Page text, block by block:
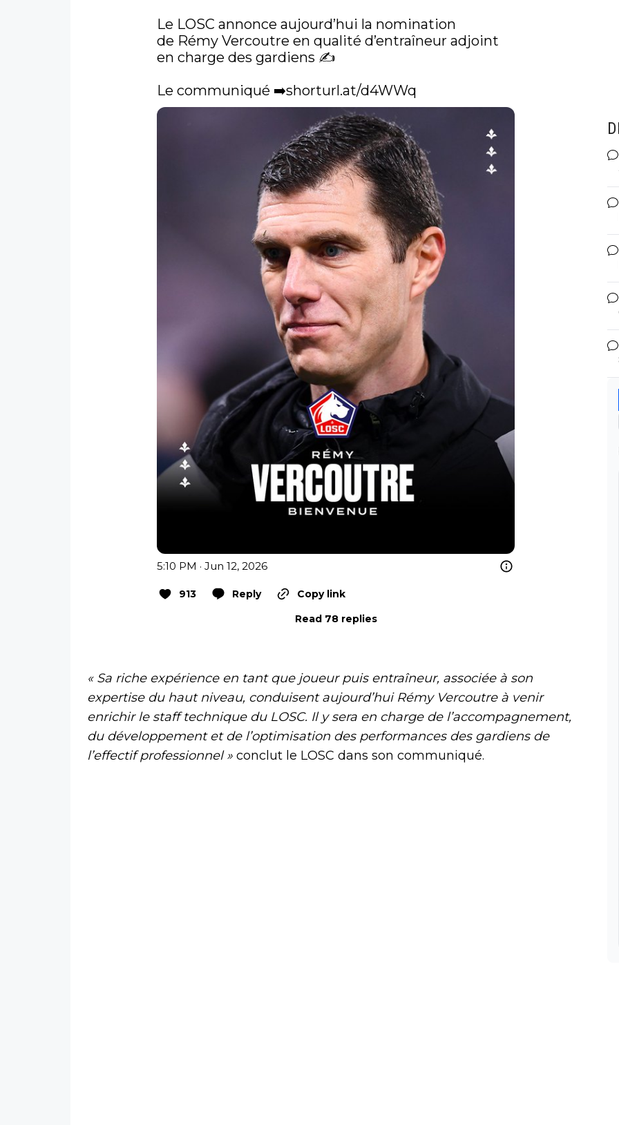
Le LOSC annonce aujourd’hui la nomination
de Rémy Vercoutre en qualité d’entraîneur adjoint
en charge des gardiens ✍️
Le communiqué ➡️shorturl.at/d4WWq
5:10 PM · Jun 12, 2026
913 Reply
Copy link
Read 78 replies
« Sa riche expérience en tant que joueur puis entraîneur, associée à son
expertise du haut niveau, conduisent aujourd’hui Rémy Vercoutre à venir
enrichir le staff technique du LOSC. Il y sera en charge de l’accompagnement,
du développement et de l’optimisation des performances des gardiens de
l’effectif professionnel » conclut le LOSC dans son communiqué.